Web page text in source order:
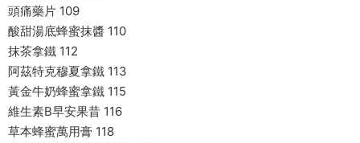
頭痛藥片 109
酸甜湯底蜂蜜抹醬 110
抹茶拿鐵 112
阿茲特克穆夏拿鐵 113
黃金牛奶蜂蜜拿鐵 115
維生素B早安果昔 116
草本蜂蜜萬用膏 118